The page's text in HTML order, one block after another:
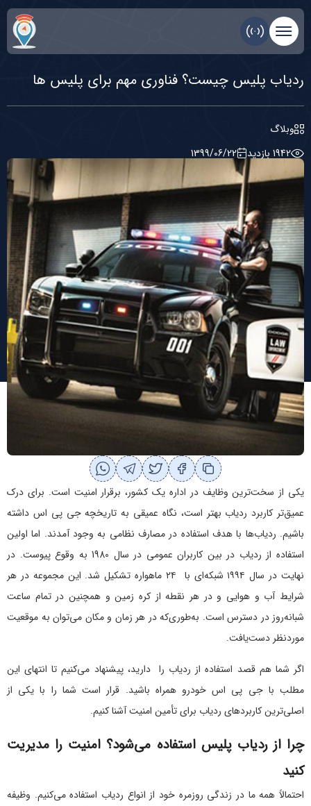
ردیاب پلیس چیست؟ فناوری مهم برای پلیس ها
وبلاگ
1942 بازديد
1399/06/22
یکی از سخت‌ترین وظایف در اداره یک کشور، برقرار امنیت است. برای درک
عمیق‌تر کاربرد ردیاب بهتر است، نگاه عمیقی به تاریخچه جی پی اس داشته
باشیم. ردیاب‌ها با هدف استفاده در مصارف نظامی به وجود آمدند. اما اولین
استفاده از ردیاب در بین کاربران عمومی در سال 1980 به وقوع پیوست. در
نهایت در سال ۱۹۹۴ شبکه‌ای با ۲۴ ماهواره تشکیل شد. این مجموعه در هر
شرایط آب و هوایی و در هر نقطه از کره زمین و همچنین در تمام ساعت
شبانه‌روز در دسترس است. به‌طوری‌که در هر زمان و مکان می‌توان به موقعیت
موردنظر دست‌یافت.
اگر شما هم قصد استفاده از ردیاب را دارید، پیشنهاد می‌کنیم تا انتهای این
مطلب با جی پی اس خودرو همراه باشید. قرار است شما را با یکی از
اصلی‌ترین کاربرد‌های ردیاب برای تأمین امنیت آشنا کنیم.
چرا از ردیاب پلیس استفاده می‌شود؟ امنیت را مدیریت
کنید
احتمالاً همه ما در زندگی روزمره خود از انواع ردیاب استفاده می‌کنیم. وظیفه